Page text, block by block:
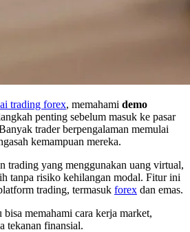
trading forex, memahami demo
penting sebelum masuk ke pasar
trader berpengalaman memulai
kemampuan mereka.
trading yang menggunakan uang virtual,
tanpa risiko kehilangan modal. Fitur ini
trading, termasuk forex dan emas.
memahami cara kerja market,
tekanan finansial.